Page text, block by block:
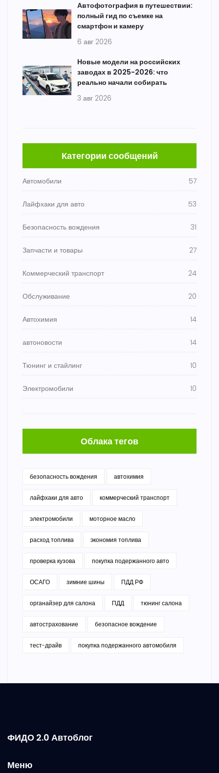
Автофотография в путешествии:
полный гид по съемке на
смартфон и камеру
6 авг 2026
Новые модели на российских
заводах в 2025-2026: что
реально начали собирать
3 авг 2026
Категории сообщений
Автомобили 57
Лайфхаки для авто 53
Безопасность вождения 31
Запчасти и товары 27
Коммерческий транспорт 24
Обслуживание 20
Автохимия 14
автоновости 14
Тюнинг и стайлинг 10
Электромобили 10
Облака тегов
безопасность вождения автохимия
лайфхаки для авто коммерческий транспорт
электромобили моторное масло
расход топлива экономия топлива
проверка кузова покупка подержанного авто
ОСАГО зимние шины ПДД РФ
органайзер для салона ПДД тюнинг салона
автострахование безопасное вождение
тест-драйв покупка подержанного автомобиля
ФИДО 2.0 Автоблог
Меню